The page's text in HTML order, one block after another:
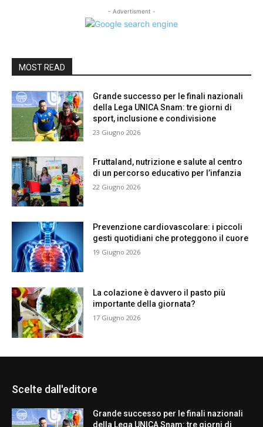
- Advertisment -
MOST READ
Grande successo per le finali nazionali
della Lega UNICA Snam: tre giorni di
sport, inclusione e condivisione
23 Giugno 2026
Fruttaland, nutrizione e salute al centro
di un percorso educativo per l’infanzia
22 Giugno 2026
Prevenzione cardiovascolare: i piccoli
gesti quotidiani che proteggono il cuore
19 Giugno 2026
La colazione è davvero il pasto più
importante della giornata?
17 Giugno 2026
Scelte dall'editore
Grande successo per le finali nazionali
della Lega UNICA Snam: tre giorni di